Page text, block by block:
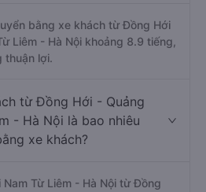
bằng xe khách từ Đồng Hới
Liêm - Hà Nội khoảng 8.9 tiếng,
thuận lợi.
từ Đồng Hới - Quảng
- Hà Nội là bao nhiêu
xe khách?
Từ Liêm - Hà Nội từ Đồng